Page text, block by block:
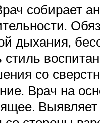
собирает
дыхания,
стиль
со
Врач на